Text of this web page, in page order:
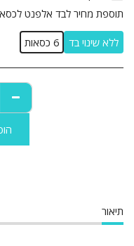
תוספת מחיר לבד אלפנט
ללא שינוי בד 6 כסאות
תיאור